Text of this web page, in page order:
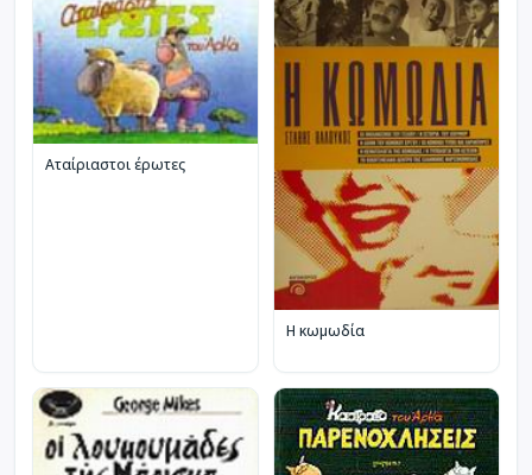
Αταίριαστοι έρωτες
Η κωμωδία